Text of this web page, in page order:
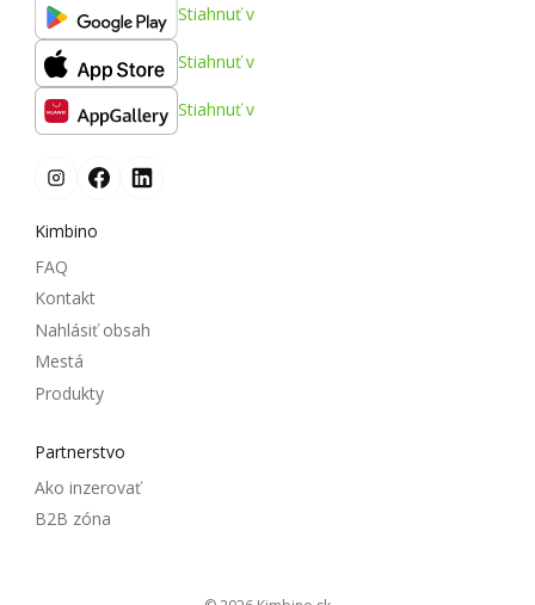
Stiahnuť v
Stiahnuť v
Stiahnuť v
Kimbino
FAQ
Kontakt
Nahlásiť obsah
Mestá
Produkty
Partnerstvo
Ako inzerovať
B2B zóna